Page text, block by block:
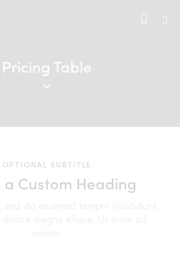
Pricing Table
OPTIONAL SUBTITLE
a Custom Heading
sed do eiusmod tempor incididunt
dolore magna aliqua. Ut enim ad
minim.